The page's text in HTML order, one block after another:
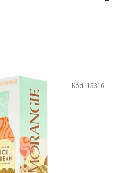
Kód: 15316